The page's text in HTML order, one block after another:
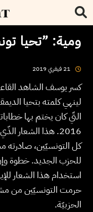
ومية: ”تحيا
21 فيفري2019
لينهي كلمته بتحيا
التّي كان يختم بها
2016. هذا الشعار
كل التونسيّين، صادرته
للحزب الجديد. خطوة
استخدام هذا الشعار
حرمت التونسيّين من
الحزبيّة.